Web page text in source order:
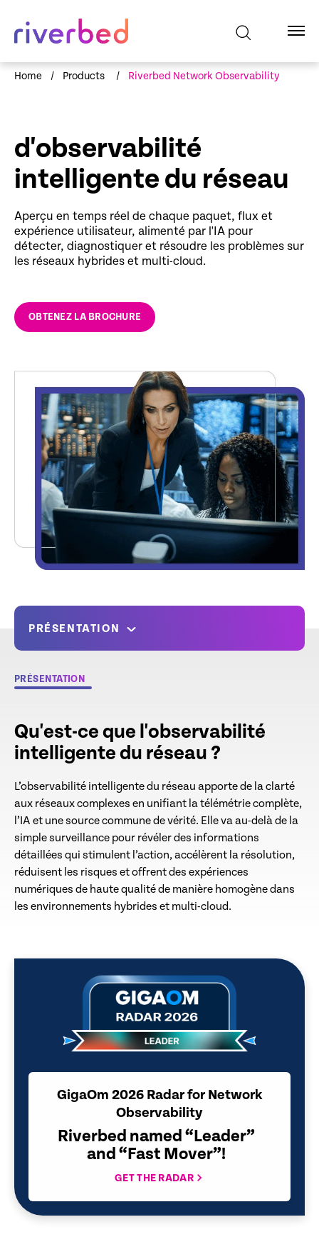
Home / Products / Riverbed Network Observability
d'observabilité
intelligente du réseau
Aperçu en temps réel de chaque paquet, flux et
expérience utilisateur, alimenté par l'IA pour
détecter, diagnostiquer et résoudre les problèmes sur
les réseaux hybrides et multi-cloud.
OBTENEZ LA BROCHURE
PRÉSENTATION
PRÉSENTATION
Qu'est-ce que l'observabilité
intelligente du réseau ?
L’observabilité intelligente du réseau apporte de la clarté
aux réseaux complexes en unifiant la télémétrie complète,
l’IA et une source commune de vérité. Elle va au-delà de la
simple surveillance pour révéler des informations
détaillées qui stimulent l’action, accélèrent la résolution,
réduisent les risques et offrent des expériences
numériques de haute qualité de manière homogène dans
les environnements hybrides et multi-cloud.
GigaOm 2026 Radar for Network
Observability
Riverbed named “Leader”
and “Fast Mover”!
GET THE RADAR